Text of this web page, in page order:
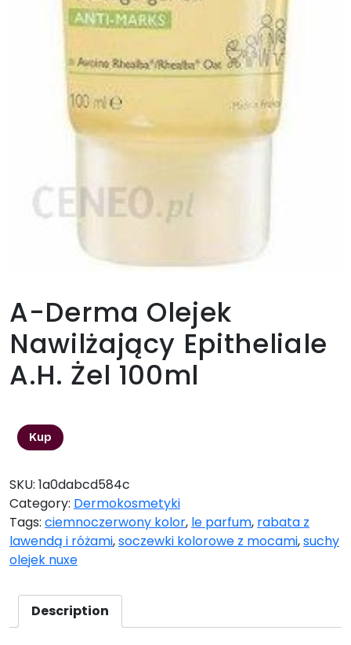
A-Derma Olejek
Nawilżający Epitheliale
A.H. Żel 100ml
Kup
SKU: 1a0dabcd584c
Category: Dermokosmetyki
Tags: ciemnoczerwony kolor, le parfum, rabata z
lawendą i różami,soczewki kolorowe z mocami,suchy
olejek nuxe
Description